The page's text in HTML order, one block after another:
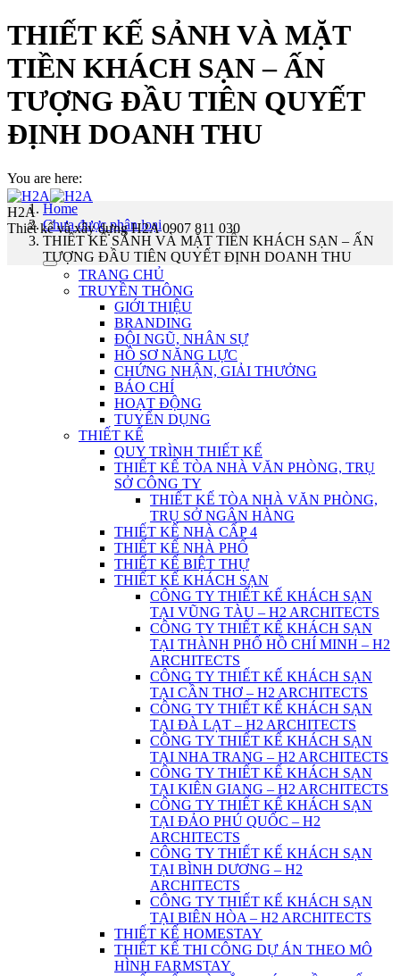
THIẾT KẾ SẢNH VÀ MẶT
TIỀN KHÁCH SẠN – ẤN
TƯỢNG ĐẦU TIÊN QUYẾT
ĐỊNH DOANH THU
You are here:
Home
Chưa được phân loại
THIẾT KẾ SẢNH VÀ MẶT TIỀN KHÁCH SẠN – ẤN
TƯỢNG ĐẦU TIÊN QUYẾT ĐỊNH DOANH THU
H2A
Thiết kế và xây dựng H2A 0907 811 030
TRANG CHỦ
TRUYỀN THÔNG
GIỚI THIỆU
BRANDING
ĐỘI NGŨ, NHÂN SỰ
HỒ SƠ NĂNG LỰC
CHỨNG NHẬN, GIẢI THƯỞNG
BÁO CHÍ
HOẠT ĐỘNG
TUYỂN DỤNG
THIẾT KẾ
QUY TRÌNH THIẾT KẾ
THIẾT KẾ TÒA NHÀ VĂN PHÒNG, TRỤ
SỞ CÔNG TY
THIẾT KẾ TÒA NHÀ VĂN PHÒNG,
TRỤ SỞ NGÂN HÀNG
THIẾT KẾ NHÀ CẤP 4
THIẾT KẾ NHÀ PHỐ
THIẾT KẾ BIỆT THỰ
THIẾT KẾ KHÁCH SẠN
CÔNG TY THIẾT KẾ KHÁCH SẠN
TẠI VŨNG TÀU – H2 ARCHITECTS
CÔNG TY THIẾT KẾ KHÁCH SẠN
TẠI THÀNH PHỐ HỒ CHÍ MINH – H2
ARCHITECTS
CÔNG TY THIẾT KẾ KHÁCH SẠN
TẠI CẦN THƠ – H2 ARCHITECTS
CÔNG TY THIẾT KẾ KHÁCH SẠN
TẠI ĐÀ LẠT – H2 ARCHITECTS
CÔNG TY THIẾT KẾ KHÁCH SẠN
TẠI NHA TRANG – H2 ARCHITECTS
CÔNG TY THIẾT KẾ KHÁCH SẠN
TẠI KIÊN GIANG – H2 ARCHITECTS
CÔNG TY THIẾT KẾ KHÁCH SẠN
TẠI ĐẢO PHÚ QUỐC – H2
ARCHITECTS
CÔNG TY THIẾT KẾ KHÁCH SẠN
TẠI BÌNH DƯƠNG – H2
ARCHITECTS
CÔNG TY THIẾT KẾ KHÁCH SẠN
TẠI BIÊN HÒA – H2 ARCHITECTS
THIẾT KẾ HOMESTAY
THIẾT KẾ THI CÔNG DỰ ÁN THEO MÔ
HÌNH FARMSTAY